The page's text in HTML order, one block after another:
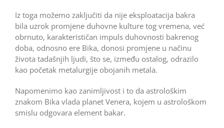
Iz toga možemo zaključiti da nije eksploatacija bakra
bila uzrok promjene duhovne kulture tog vremena, već
obrnuto, karakterističan impuls duhovnosti bakrenog
doba, odnosno ere Bika, donosi promjene u načinu
života tadašnjih ljudi, što se, između ostalog, odrazilo
kao početak metalurgije obojanih metala.
Napomenimo kao zanimljivost i to da astrološkim
znakom Bika vlada planet Venera, kojem u astrološkom
smislu odgovara element bakar.